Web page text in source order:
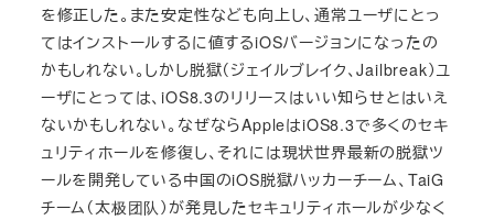
を修正した。また安定性なども向上し、通常ユーザにとっ
てはインストールするに値するiOSバージョンになったの
かもしれない。しかし脱獄（ジェイルブレイク、Jailbreak）ユ
ーザにとっては、iOS8.3のリリースはいい知らせとはいえ
ないかもしれない。なぜならAppleはiOS8.3で多くのセキ
ュリティホールを修復し、それには現状世界最新の脱獄ツ
ールを開発している中国のiOS脱獄ハッカーチーム、TaiG
チーム（太极团队）が発見したセキュリティホールが少なく